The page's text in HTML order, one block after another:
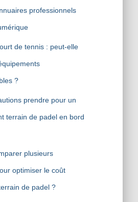
professionnels
de tennis : peut-elle
?
prendre pour un
terrain de padel en bord
plusieurs
optimiser le coût
de padel ?